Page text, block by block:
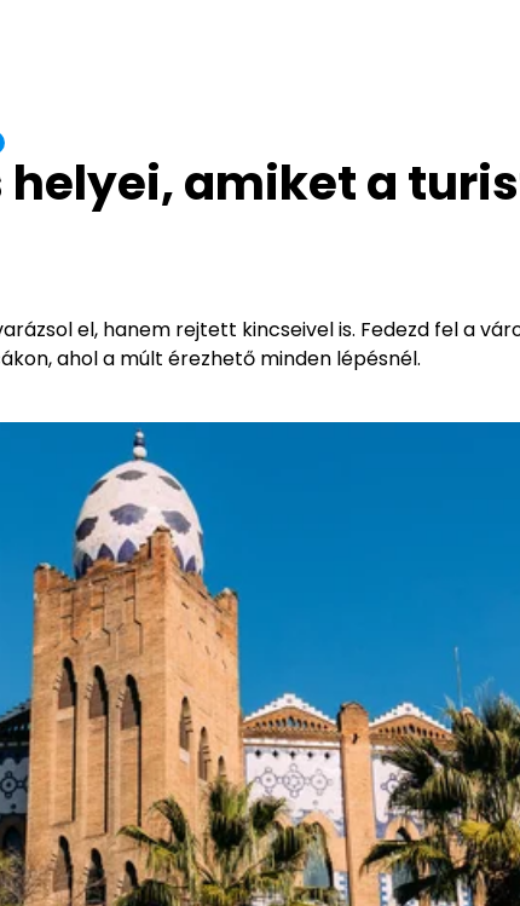
amiket a
el, hanem rejtett kincseivel is. Fedezd fel a
ahol a múlt érezhető minden lépésnél.